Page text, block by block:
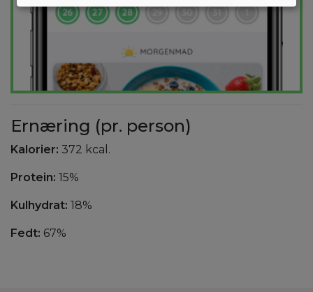
Ernæring (pr. person)
Kalorier: 372 kcal.
Protein: 15%
Kulhydrat: 18%
Fedt: 67%